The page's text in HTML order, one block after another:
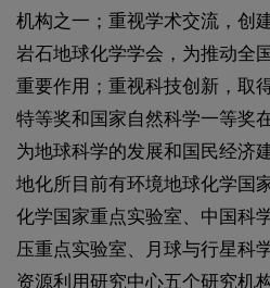
机构之一；重视学术交流，创
岩石地球化学学会，为推动全
重要作用；重视科技创新，取
特等奖和国家自然科学一等奖
为地球科学的发展和国民经济
地化所目前有环境地球化学国
化学国家重点实验室、中国科
压重点实验室、月球与行星科
资源利用研究中心五个研究机